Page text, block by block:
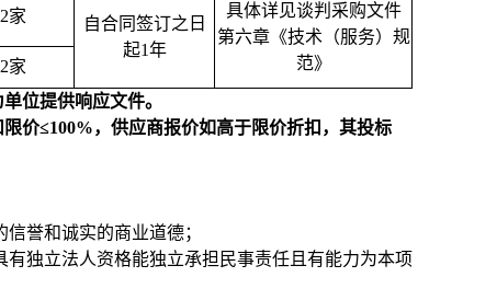
2家
自合同签订之日
起1年
具体详见谈判采购文件
第六章《技术（服务）规
范》
2家
位提供响应文件。
价≤100%，供应商报价如高于限价折扣，其投标
誉和诚实的商业道德；
独立法人资格能独立承担民事责任且有能力为本项